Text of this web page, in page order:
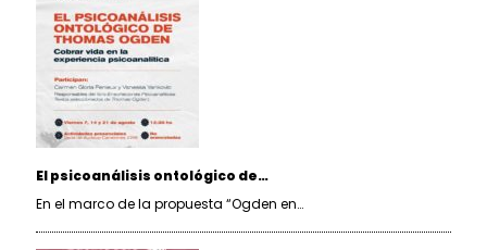
El psicoanálisis ontológico de…
En el marco de la propuesta “Ogden en…